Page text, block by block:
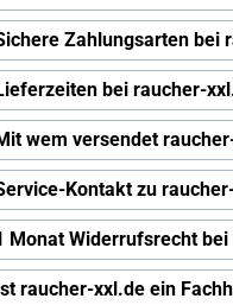
Zahlungsarten bei
bei raucher-
wem versendet
Kontakt zu
Monat Widerrufsrecht
raucher-xxl.de ein